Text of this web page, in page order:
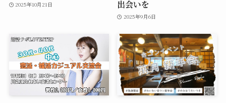
2025年10月21日
出会いを
2025年9月6日